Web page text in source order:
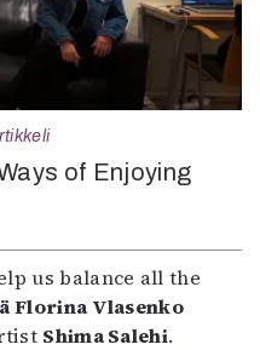
of Enjoying
us balance all the
Florina Vlasenko
Shima Salehi.